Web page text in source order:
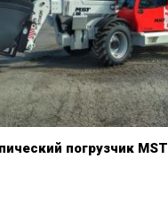
погрузчик MST